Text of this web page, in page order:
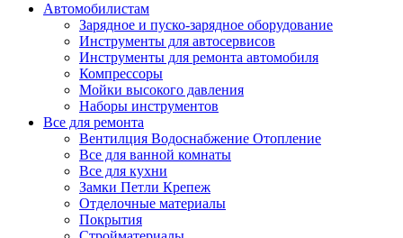
Автомобилистам
Зарядное и пуско-зарядное оборудование
Инструменты для автосервисов
Инструменты для ремонта автомобиля
Компрессоры
Мойки высокого давления
Наборы инструментов
Все для ремонта
Вентилция Водоснабжение Отопление
Все для ванной комнаты
Все для кухни
Замки Петли Крепеж
Отделочные материалы
Покрытия